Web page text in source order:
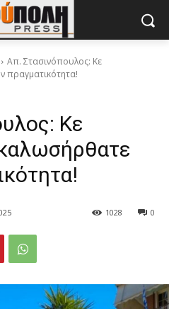
Απ. Στασινόπουλος: Κε
Κε
0
1028